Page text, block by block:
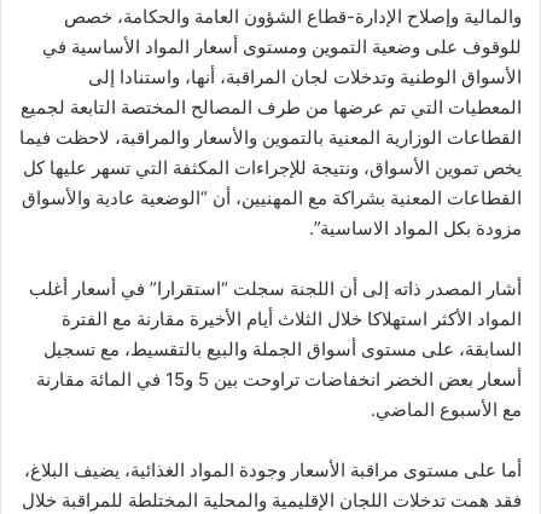
والمالية وإصلاح الإدارة-قطاع الشؤون العامة والحكامة، خصص
للوقوف على وضعية التموين ومستوى أسعار المواد الأساسية في
الأسواق الوطنية وتدخلات لجان المراقبة، أنها، واستنادا إلى
المعطيات التي تم عرضها من طرف المصالح المختصة التابعة لجميع
القطاعات الوزارية المعنية بالتموين والأسعار والمراقبة، لاحظت فيما
يخص تموين الأسواق، ونتيجة للإجراءات المكثفة التي تسهر عليها كل
القطاعات المعنية بشراكة مع المهنيين، أن “الوضعية عادية والأسواق
مزودة بكل المواد الاساسية”.
أشار المصدر ذاته إلى أن اللجنة سجلت “استقرارا” في أسعار أغلب
المواد الأكثر استهلاكا خلال الثلاث أيام الأخيرة مقارنة مع الفترة
السابقة، على مستوى أسواق الجملة والبيع بالتقسيط، مع تسجيل
أسعار بعض الخضر انخفاضات تراوحت بين 5 و15 في المائة مقارنة
مع الأسبوع الماضي.
أما على مستوى مراقبة الأسعار وجودة المواد الغذائية، يضيف البلاغ،
فقد همت تدخلات اللجان الإقليمية والمحلية المختلطة للمراقبة خلال